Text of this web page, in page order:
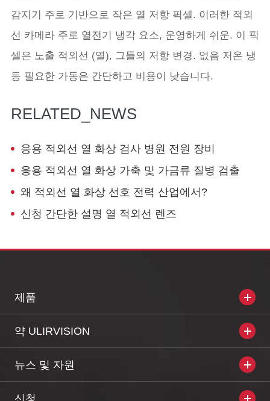
감지기 주로 기반으로 작은 열 저항 픽셀. 이러한 적외
선 카메라 주로 열전기 냉각 요소, 운영하게 쉬운. 이 픽
셀은 노출 적외선 (열), 그들의 저항 변경. 없음 저온 냉
동 필요한 가동은 간단하고 비용이 낮습니다.
RELATED_NEWS
응용 적외선 열 화상 검사 병원 전원 장비
응용 적외선 열 화상 가축 및 가금류 질병 검출
왜 적외선 열 화상 선호 전력 산업에서?
신청 간단한 설명 열 적외선 렌즈
제품
약 ULIRVISION
뉴스 및 자원